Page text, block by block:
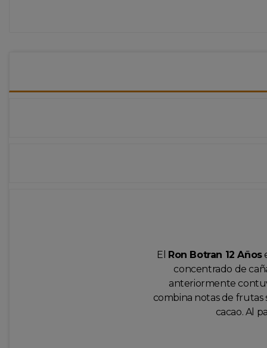
El Ron Botran 12 Años
concentrado de
anteriormente
combina notas de frutas
cacao. Al